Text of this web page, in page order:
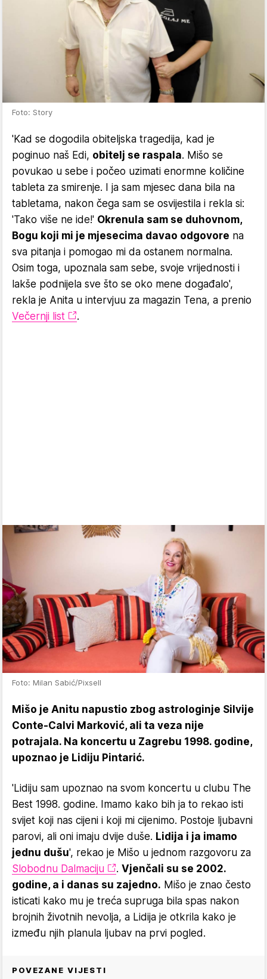
Foto: Story
'Kad se dogodila obiteljska tragedija, kad je
poginuo naš Edi, obitelj se raspala. Mišo se
povukao u sebe i počeo uzimati enormne količine
tableta za smirenje. I ja sam mjesec dana bila na
tabletama, nakon čega sam se osvijestila i rekla si:
'Tako više ne ide!' Okrenula sam se duhovnom,
Bogu koji mi je mjesecima davao odgovore na
sva pitanja i pomogao mi da ostanem normalna.
Osim toga, upoznala sam sebe, svoje vrijednosti i
lakše podnijela sve što se oko mene događalo',
rekla je Anita u intervjuu za magazin Tena, a prenio
Večernji list
.
Foto: Milan Sabić/Pixsell
Mišo je Anitu napustio zbog astrologinje Silvije
Conte-Calvi Marković, ali ta veza nije
potrajala. Na koncertu u Zagrebu 1998. godine,
upoznao je Lidiju Pintarić.
'Lidiju sam upoznao na svom koncertu u clubu The
Best 1998. godine. Imamo kako bih ja to rekao isti
svijet koji nas cijeni i koji mi cijenimo. Postoje ljubavni
parovi, ali oni imaju dvije duše. Lidija i ja imamo
jednu dušu', rekao je Mišo u jednom razgovoru za
Slobodnu Dalmaciju
. Vjenčali su se 2002.
godine, a i danas su zajedno. Mišo je znao često
isticati kako mu je treća supruga bila spas nakon
brojnih životnih nevolja, a Lidija je otkrila kako je
između njih planula ljubav na prvi pogled.
POVEZANE VIJESTI